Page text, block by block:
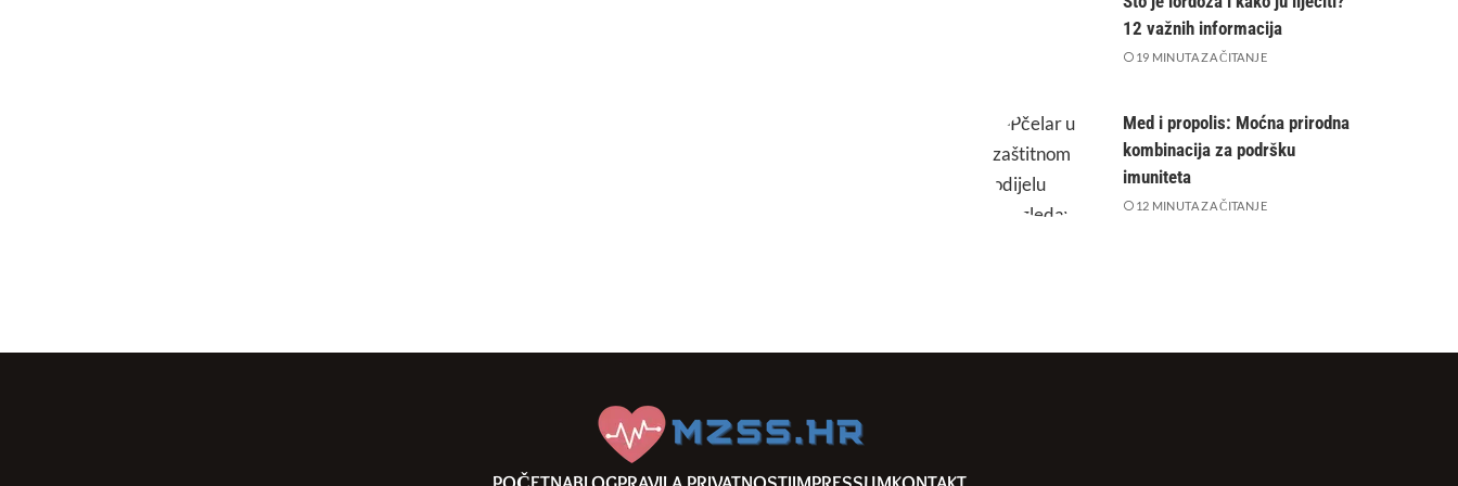
12 važnih informacija
19 MINUTA ZA ČITANJE
Med i propolis: Moćna prirodna
kombinacija za podršku
imuniteta
12 MINUTA ZA ČITANJE